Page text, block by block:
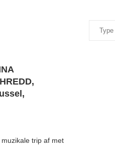
trip af met